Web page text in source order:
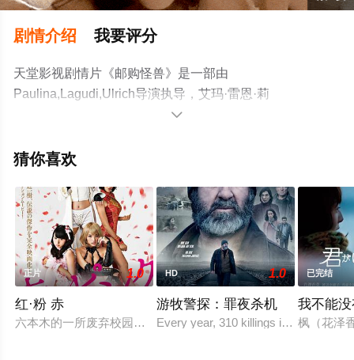
剧情介绍 我要评分
天堂影视剧情片《邮购怪兽》是一部由
Paulina,Lagudi,Ulrich导演执导，艾玛·雷恩·莉
莉,Madison,Horcher,乔什·霍普金斯,查瑞丝玛·卡朋特等演
手机免费观看高清未删减完整版电影大全就上天堂电影
平台了解。

猜你喜欢
正片 1.0
红·粉 赤
六本木的一所废弃校园内，每晚都进行着非法格斗技表演
HD 1.0
游牧警探：罪夜杀机
Every year, 310 killings in France go
已完结
我不能
枫（花泽